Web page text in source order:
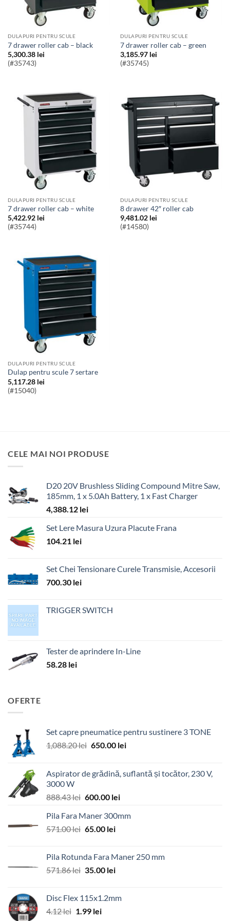
DULAPURI PENTRU SCULE
7 drawer roller cab – black
5,300.38 lei
(#35743)
DULAPURI PENTRU SCULE
7 drawer roller cab – green
3,185.97 lei
(#35745)
DULAPURI PENTRU SCULE
7 drawer roller cab – white
5,422.92 lei
(#35744)
DULAPURI PENTRU SCULE
8 drawer 42″ roller cab
9,481.02 lei
(#14580)
DULAPURI PENTRU SCULE
Dulap pentru scule 7 sertare
5,117.28 lei
(#15040)
CELE MAI NOI PRODUSE
D20 20V Brushless Sliding Compound Mitre Saw,
185mm, 1 x 5.0Ah Battery, 1 x Fast Charger
4,388.12 lei
Set Lere Masura Uzura Placute Frana
104.21 lei
Set Chei Tensionare Curele Transmisie, Accesorii
700.30 lei
TRIGGER SWITCH
Tester de aprindere In-Line
58.28 lei
OFERTE
Set capre pneumatice pentru sustinere 3 TONE
1,088.20lei Prețul
fost:
650.00 leiPrețul
650.00 lei.
Aspirator de grădină, suflantă și tocător, 230 V,
3000 W
888.43lei Prețul
a
fost:
600.00 leiPrețul
este:
Pila Fara Maner 300mm
571.00lei Prețul
fost:
571.00 lei.
65.00 leiPrețul
65.00 lei.
Pila Rotunda Fara Maner 250 mm
571.86lei Prețul
fost:
571.86 lei.
35.00 leiPrețul
35.00 lei.
Disc Flex 115x1.2mm
4.12lei Prețul
1.99 leiPrețul